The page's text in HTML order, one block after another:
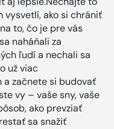
vysvetlí, ako si chrániť
to, čo je pre vás
naháňali za
ľudí a nechali sa
už viac
a začnete si budovať
vy – vaše sny, vaše
ako prevziať
sa snažiť